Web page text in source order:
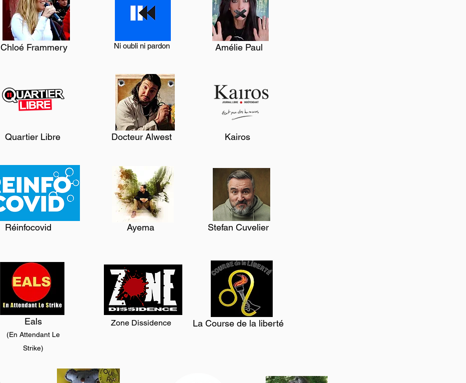
Chloé Frammery Ni oubli ni pardon Amélie Paul
Quartier Libre Docteur Alwest Kairos
Réinfocovid Ayema Stefan Cuvelier
Eals
(En Attendant Le
Strike)
Zone Dissidence La Course de la liberté